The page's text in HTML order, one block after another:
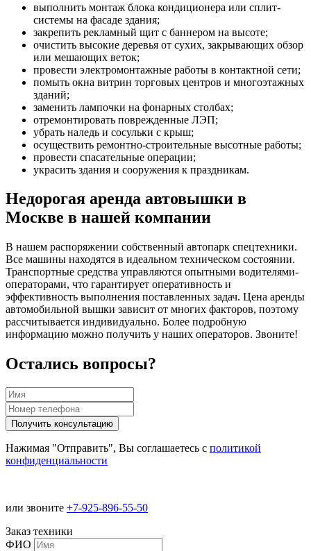
выполнить монтаж блока кондиционера или сплит-
системы на фасаде здания;
закрепить рекламный щит с баннером на высоте;
очистить высокие деревья от сухих, закрывающих обзор
или мешающих веток;
провести электромонтажные работы в контактной сети;
помыть окна витрин торговых центров и многоэтажных
зданий;
заменить лампочки на фонарных столбах;
отремонтировать поврежденные ЛЭП;
убрать наледь и сосульки с крыш;
осуществить ремонтно-строительные высотные работы;
провести спасательные операции;
украсить здания и сооружения к праздникам.
Недорогая аренда автовышки в
Москве в нашей компании
В нашем распоряжении собственный автопарк спецтехники.
Все машины находятся в идеальном техническом состоянии.
Транспортные средства управляются опытными водителями-
операторами, что гарантирует оперативность и
эффективность выполнения поставленных задач. Цена аренды
автомобильной вышки зависит от многих факторов, поэтому
рассчитывается индивидуально. Более подробную
информацию можно получить у наших операторов. Звоните!
Остались вопросы?
Нажимая "Отправить", Вы соглашаетесь с политикой
конфиденциальности
или звоните +7-925-896-55-50
Заказ техники
ФИО